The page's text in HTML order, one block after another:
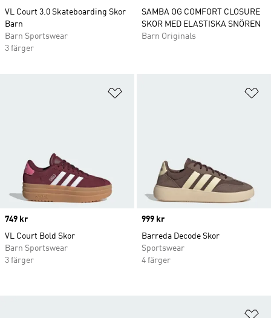
VL Court 3.0 Skateboarding Skor
Barn
Barn Sportswear
3 färger
SAMBA OG COMFORT CLOSURE
SKOR MED ELASTISKA SNÖREN
Barn Originals
Price
749 kr
VL Court Bold Skor
Barn Sportswear
3 färger
Price
999 kr
Barreda Decode Skor
Sportswear
4 färger